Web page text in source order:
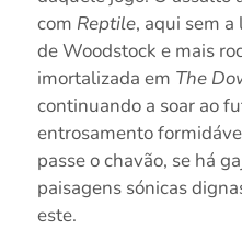
com Reptile, aqui sem a
de Woodstock e mais
imortalizada em The
continuando a soar ao
entrosamento
passe o chavão, se há
paisagens sónicas
este.